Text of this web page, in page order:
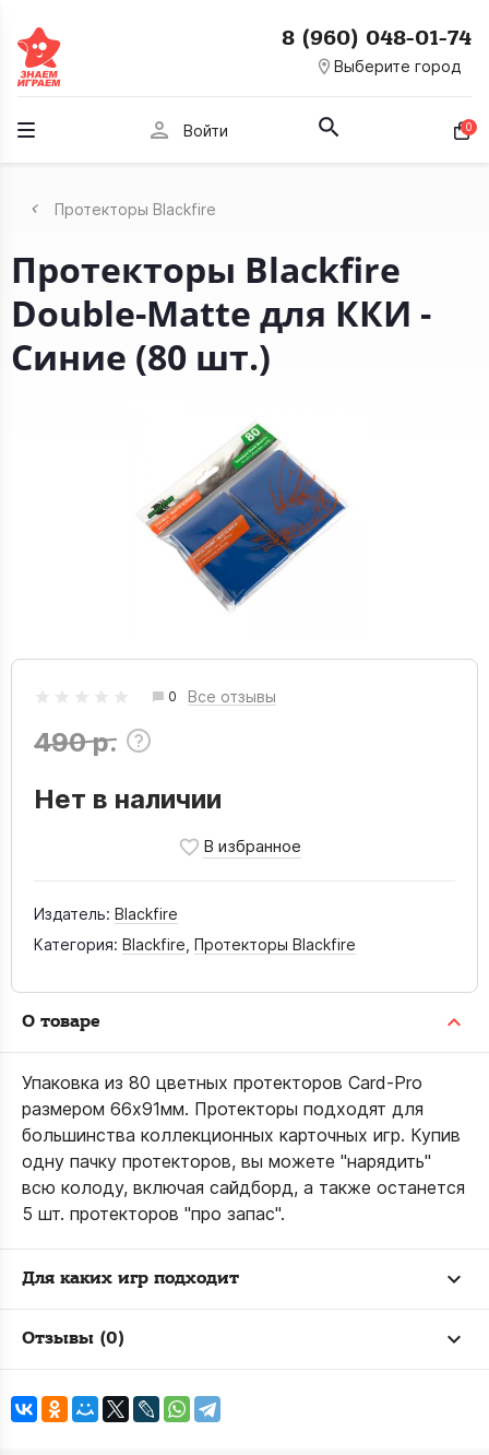
room Выберите город
8 (960) 048-01-74
person Войти 0
Протекторы Blackfire
Протекторы Blackfire
Double-Matte для ККИ -
Синие (80 шт.)
0 Все отзывы
490 р.
Нет в наличии
Издатель: Blackfire
Категория: Blackfire Протекторы Blackfire
О товаре
Упаковка из 80 цветных протекторов Card-Pro
размером 66х91мм. Протекторы подходят для
большинства коллекционных карточных игр. Купив
одну пачку протекторов, вы можете "нарядить"
всю колоду, включая сайдборд, а также останется
5 шт. протекторов "про запас".
Для каких игр подходит
Отзывы (0)